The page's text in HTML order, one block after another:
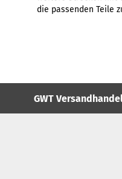
die passenden Teile
GWT